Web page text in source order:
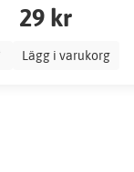
29 kr
Lägg i varukorg